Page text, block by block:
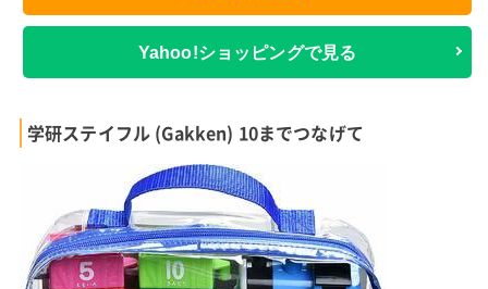
Yahoo!ショッピングで見る
学研ステイフル (Gakken) 10までつなげて